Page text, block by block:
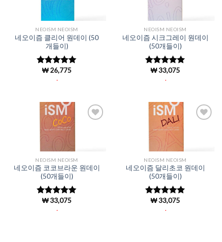
NEOISM NEOISM
네오이즘 클리어 원데이 (50
개들이)
5 중에서
로 평
₩26,775
.
NEOISM NEOISM
네오이즘 시크그레이 원데이
(50개들이)
5 중에서
로 평
₩33,075
.
NEOISM NEOISM
네오이즘 코코브라운 원데이
(50개들이)
5 중에서
로 평
₩33,075
.
NEOISM NEOISM
네오이즘 달리초코 원데이
(50개들이)
5 중에서
로 평
₩33,075
.